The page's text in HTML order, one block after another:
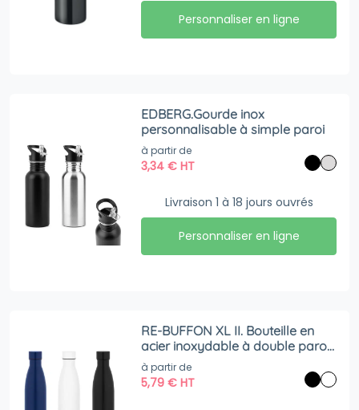
Personnaliser en ligne
EDBERG.Gourde inox
personnalisable à simple paroi
à partir de
3,34€ HT
Livraison 1 à 18 jours ouvrés
Personnaliser en ligne
RE-BUFFON XL II. Bouteille en
acier inoxydable à double paroi
(90 % recyclé) 1L
à partir de
5,79€ HT